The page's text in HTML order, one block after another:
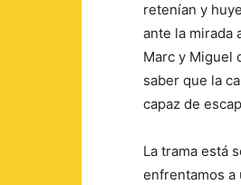
retenían y
ante la mirada
Marc y Miguel
saber que la
capaz de
La trama está
enfrentamos a